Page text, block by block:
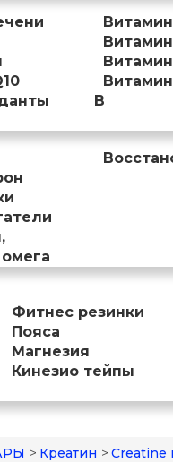
B
Фитнес резинки
Пояса
Магнезия
Кинезио тейпы
> Креатин > Creatine